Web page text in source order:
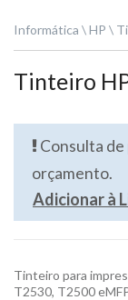
Informática HP
Tinteiro
Consulta
orçamento.
Adicionar à
Tinteiro para
T2530, T2500